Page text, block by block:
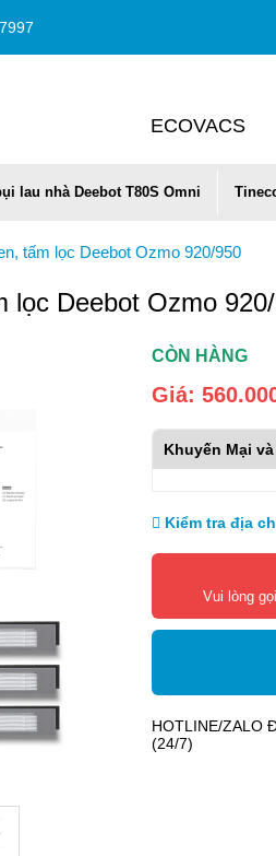
ECOVACS
lau nhà Deebot T80S Omni
tấm lọc Deebot Ozmo 920/950
lọc Deebot Ozmo
CÒN HÀNG
Giá:
Khuyến Mại
Kiểm tra địa
Vui lòng
HOTLINE/ZALO
(24/7)